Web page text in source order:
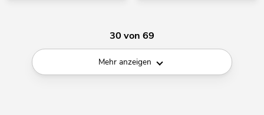
30 von 69
Mehr anzeigen